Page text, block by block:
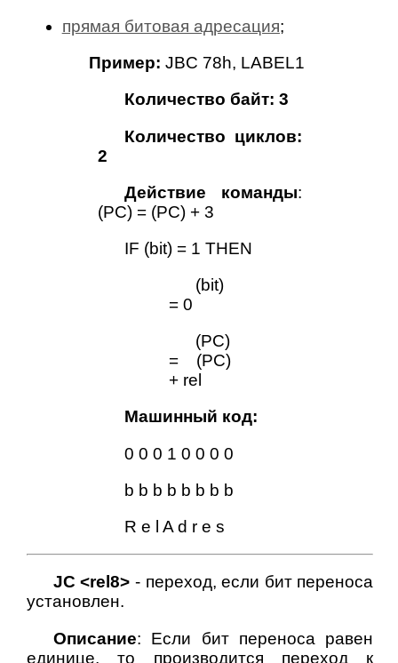
прямая битовая адресация;
Пример: JBС 78h, LABEL1
Количество байт: 3
Количество циклов:
2
Действие команды:
(PC) = (PC) + 3
IF (bit) = 1 THEN
(bit)
= 0
(PC)
= (PC)
+ rel
Машинный код:
0 0 0 1 0 0 0 0
b b b b b b b b
R e l A d r e s
JC <rel8> - переход, если бит переноса
установлен.
Описание: Если бит переноса равен
единице, то производится переход к